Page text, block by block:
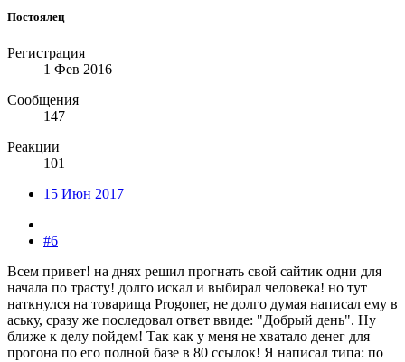
Постоялец
Регистрация
1 Фев 2016
Сообщения
147
Реакции
101
15 Июн 2017
#6
Всем привет! на днях решил прогнать свой сайтик одни для
начала по трасту! долго искал и выбирал человека! но тут
наткнулся на товарища Progoner, не долго думая написал ему в
аську, сразу же последовал ответ ввиде: "Добрый день". Ну
ближе к делу пойдем! Так как у меня не хватало денег для
прогона по его полной базе в 80 ссылок! Я написал типа: по